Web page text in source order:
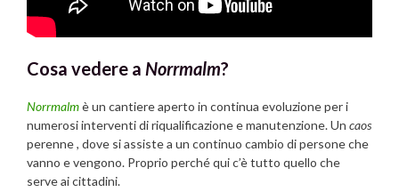
Cosa vedere a Norrmalm?
Norrmalmè un cantiere aperto in continua evoluzione per i
numerosi interventi di riqualificazione e manutenzione. Un caos
perenne , dove si assiste a un continuo cambio di persone che
vanno e vengono. Proprio perché qui c’è tutto quello che
serve ai cittadini.